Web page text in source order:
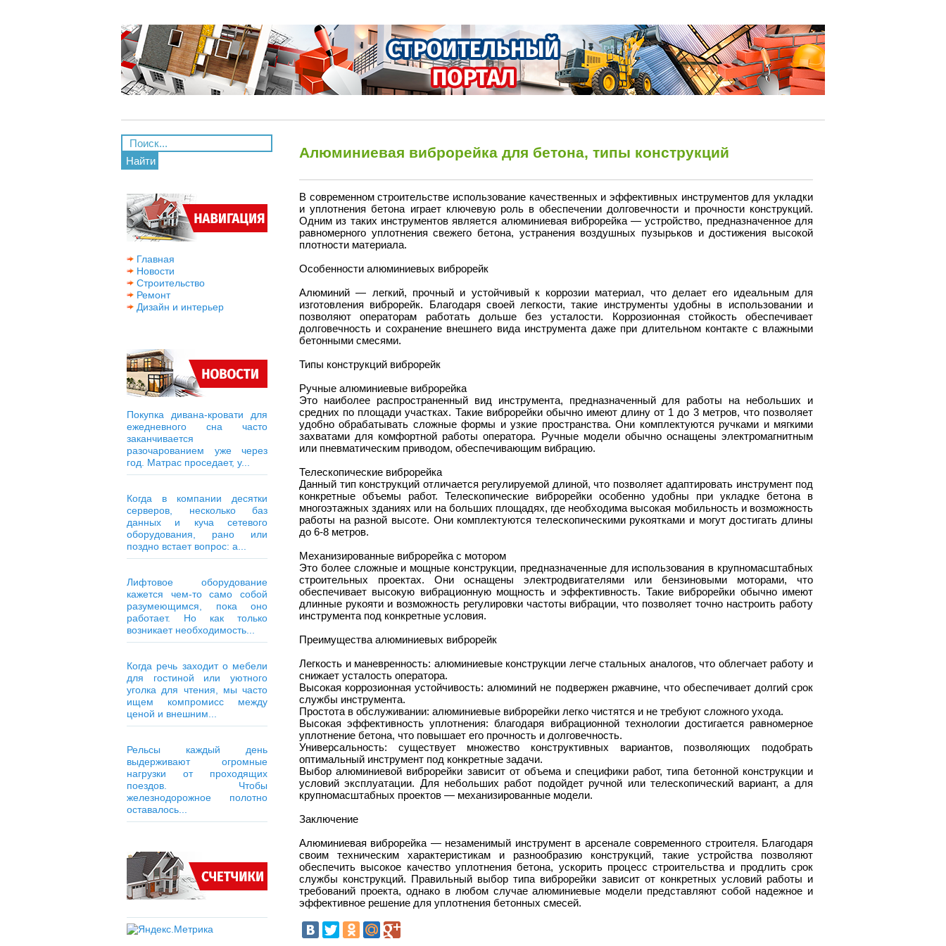
Найти
Главная
Новости
Строительство
Ремонт
Дизайн и интерьер
Покупка дивана-кровати для
ежедневного сна часто
заканчивается
разочарованием уже через
год. Матрас проседает, у...
Когда в компании десятки
серверов, несколько баз
данных и куча сетевого
оборудования, рано или
поздно встает вопрос: а...
Лифтовое оборудование
кажется чем-то само собой
разумеющимся, пока оно
работает. Но как только
возникает необходимость...
Когда речь заходит о мебели
для гостиной или уютного
уголка для чтения, мы часто
ищем компромисс между
ценой и внешним...
Рельсы каждый день
выдерживают огромные
нагрузки от проходящих
поездов. Чтобы
железнодорожное полотно
оставалось...
Алюминиевая виброрейка для бетона, типы конструкций
В современном строительстве использование качественных и эффективных инструментов для укладки
и уплотнения бетона играет ключевую роль в обеспечении долговечности и прочности конструкций.
Одним из таких инструментов является алюминиевая виброрейка — устройство, предназначенное для
равномерного уплотнения свежего бетона, устранения воздушных пузырьков и достижения высокой
плотности материала.
Особенности алюминиевых виброрейк
Алюминий — легкий, прочный и устойчивый к коррозии материал, что делает его идеальным для
изготовления виброрейк. Благодаря своей легкости, такие инструменты удобны в использовании и
позволяют операторам работать дольше без усталости. Коррозионная стойкость обеспечивает
долговечность и сохранение внешнего вида инструмента даже при длительном контакте с влажными
бетонными смесями.
Типы конструкций виброрейк
Ручные алюминиевые виброрейка
Это наиболее распространенный вид инструмента, предназначенный для работы на небольших и
средних по площади участках. Такие виброрейки обычно имеют длину от 1 до 3 метров, что позволяет
удобно обрабатывать сложные формы и узкие пространства. Они комплектуются ручками и мягкими
захватами для комфортной работы оператора. Ручные модели обычно оснащены электромагнитным
или пневматическим приводом, обеспечивающим вибрацию.
Телескопические виброрейка
Данный тип конструкций отличается регулируемой длиной, что позволяет адаптировать инструмент под
конкретные объемы работ. Телескопические виброрейки особенно удобны при укладке бетона в
многоэтажных зданиях или на больших площадях, где необходима высокая мобильность и возможность
работы на разной высоте. Они комплектуются телескопическими рукоятками и могут достигать длины
до 6-8 метров.
Механизированные виброрейка с мотором
Это более сложные и мощные конструкции, предназначенные для использования в крупномасштабных
строительных проектах. Они оснащены электродвигателями или бензиновыми моторами, что
обеспечивает высокую вибрационную мощность и эффективность. Такие виброрейки обычно имеют
длинные рукояти и возможность регулировки частоты вибрации, что позволяет точно настроить работу
инструмента под конкретные условия.
Преимущества алюминиевых виброрейк
Легкость и маневренность: алюминиевые конструкции легче стальных аналогов, что облегчает работу и
снижает усталость оператора.
Высокая коррозионная устойчивость: алюминий не подвержен ржавчине, что обеспечивает долгий срок
службы инструмента.
Простота в обслуживании: алюминиевые виброрейки легко чистятся и не требуют сложного ухода.
Высокая эффективность уплотнения: благодаря вибрационной технологии достигается равномерное
уплотнение бетона, что повышает его прочность и долговечность.
Универсальность: существует множество конструктивных вариантов, позволяющих подобрать
оптимальный инструмент под конкретные задачи.
Выбор алюминиевой виброрейки зависит от объема и специфики работ, типа бетонной конструкции и
условий эксплуатации. Для небольших работ подойдет ручной или телескопический вариант, а для
крупномасштабных проектов — механизированные модели.
Заключение
Алюминиевая виброрейка — незаменимый инструмент в арсенале современного строителя. Благодаря
своим техническим характеристикам и разнообразию конструкций, такие устройства позволяют
обеспечить высокое качество уплотнения бетона, ускорить процесс строительства и продлить срок
службы конструкций. Правильный выбор типа виброрейки зависит от конкретных условий работы и
требований проекта, однако в любом случае алюминиевые модели представляют собой надежное и
эффективное решение для уплотнения бетонных смесей.